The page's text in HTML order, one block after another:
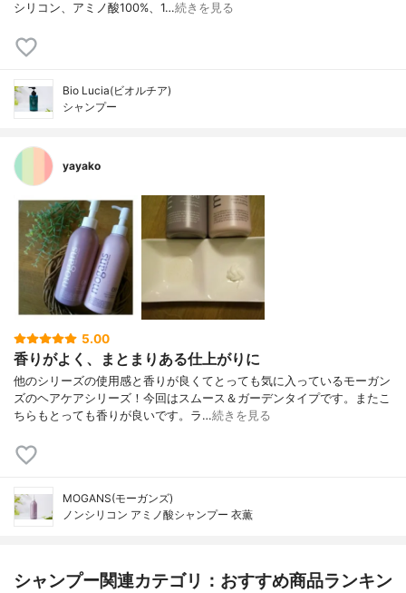
シリコン、アミノ酸100%、1…続きを見る
Bio Lucia(ビオルチア)
シャンプー
yayako
5.00
香りがよく、まとまりある仕上がりに
他のシリーズの使用感と香りが良くてとっても気に入っているモーガン
ズのヘアケアシリーズ！今回はスムース＆ガーデンタイプです。またこ
ちらもとっても香りが良いです。ラ…続きを見る
MOGANS(モーガンズ)
ノンシリコン アミノ酸シャンプー 衣薫
シャンプー関連カテゴリ：おすすめ商品ランキン